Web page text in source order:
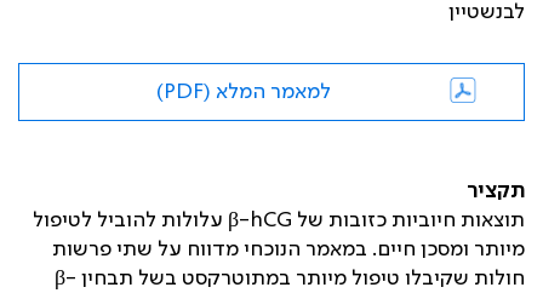
לבנשטיין
למאמר המלא (PDF)
תקציר
תוצאות חיוביות כזובות של β-hCG עלולות להוביל לטיפול
מיותר ומסכן חיים. במאמר הנוכחי מדווח על שתי פרשות
חולות שקיבלו טיפול מיותר במתוטרקסט בשל תבחין β-